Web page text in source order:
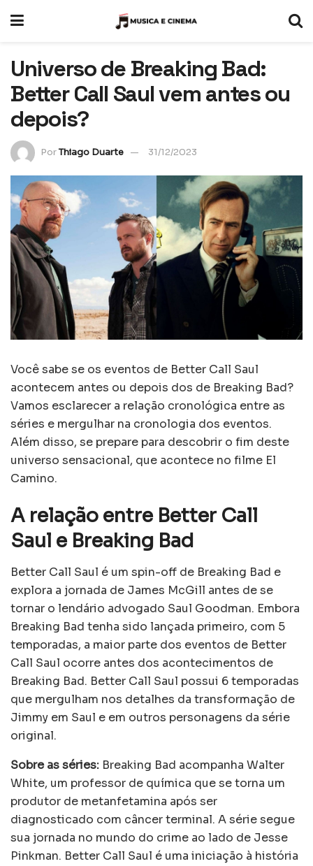
Universo de Breaking Bad:
Better Call Saul vem antes ou
depois?
PorThiago Duarte 31/12/2023
Você sabe se os eventos de Better Call Saul
acontecem antes ou depois dos de Breaking Bad?
Vamos esclarecer a relação cronológica entre as
séries e mergulhar na cronologia dos eventos.
Além disso, se prepare para descobrir o fim deste
universo sensacional, que acontece no filme El
Camino.
A relação entre Better Call
Saul e Breaking Bad
Better Call Saul é um spin-off de Breaking Bad e
explora a jornada de James McGill antes de se
tornar o lendário advogado Saul Goodman. Embora
Breaking Bad tenha sido lançada primeiro, com 5
temporadas, a maior parte dos eventos de Better
Call Saul ocorre antes dos acontecimentos de
Breaking Bad. Better Call Saul possui 6 temporadas
que mergulham nos detalhes da transformação de
Jimmy em Saul e em outros personagens da série
original.
Sobre as séries: Breaking Bad acompanha Walter
White, um professor de química que se torna um
produtor de metanfetamina após ser
diagnosticado com câncer terminal. A série segue
sua jornada no mundo do crime ao lado de Jesse
Pinkman. Better Call Saul é uma iniciação à história